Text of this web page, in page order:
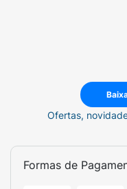
Ofertas,
Formas de